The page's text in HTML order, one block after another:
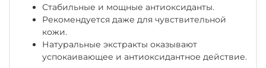
Стабильные и мощные антиоксиданты.
Рекомендуется даже для чувствительной
кожи.
Натуральные экстракты оказывают
успокаивающее и антиоксидантное действие.